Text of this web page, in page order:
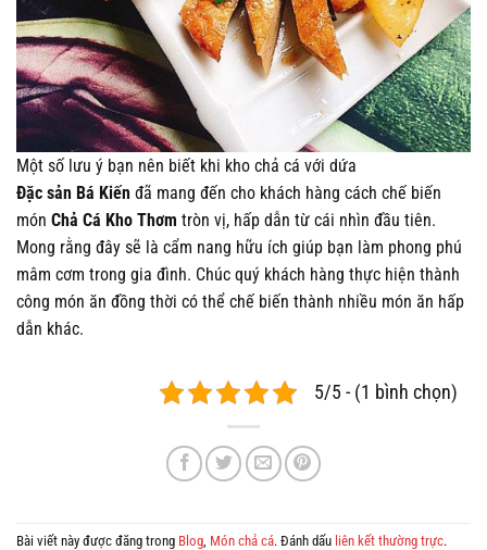
Một số lưu ý bạn nên biết khi kho chả cá với dứa
Đặc sản Bá Kiến đã mang đến cho khách hàng cách chế biến
món Chả Cá Kho Thơm tròn vị, hấp dẫn từ cái nhìn đầu tiên.
Mong rằng đây sẽ là cẩm nang hữu ích giúp bạn làm phong phú
mâm cơm trong gia đình. Chúc quý khách hàng thực hiện thành
công món ăn đồng thời có thể chế biến thành nhiều món ăn hấp
dẫn khác.
5/5 - (1 bình chọn)
Bài viết này được đăng trong Blog Món chả cá. Đánh dấu liên kết thường trực.